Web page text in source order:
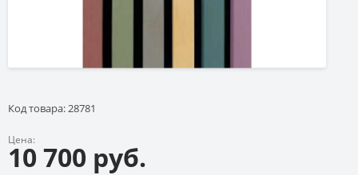
Код товара: 28781
Цена:
10 700 руб.